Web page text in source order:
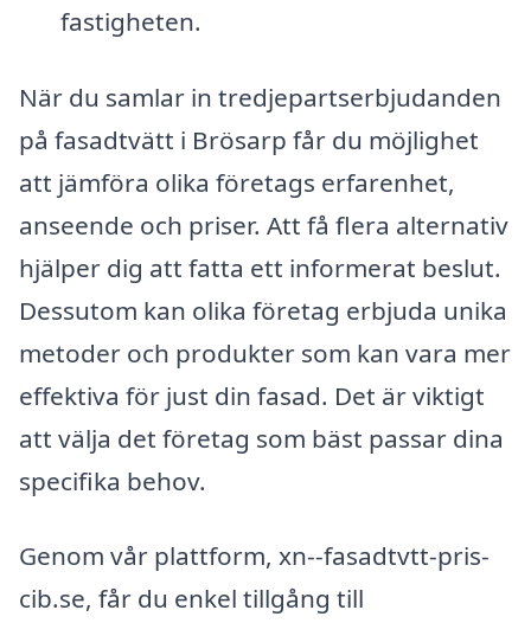
fastigheten.
När du samlar in tredjepartserbjudanden
på fasadtvätt i Brösarp får du möjlighet
att jämföra olika företags erfarenhet,
anseende och priser. Att få flera alternativ
hjälper dig att fatta ett informerat beslut.
Dessutom kan olika företag erbjuda unika
metoder och produkter som kan vara mer
effektiva för just din fasad. Det är viktigt
att välja det företag som bäst passar dina
specifika behov.
Genom vår plattform, xn--fasadtvtt-pris-
cib.se, får du enkel tillgång till